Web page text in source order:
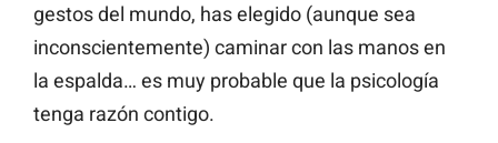
gestos del mundo, has elegido (aunque sea
inconscientemente) caminar con las manos en
la espalda… es muy probable que la psicología
tenga razón contigo.